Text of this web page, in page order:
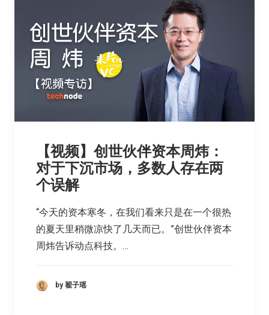
【视频】创世伙伴资本周炜：
对于下沉市场，多数人存在两
个误解
“今天的资本寒冬，在我们看来只是在一个很热
的夏天里稍微凉快了几天而已。”创世伙伴资本
周炜告诉动点科技。…
by 翟子瑶